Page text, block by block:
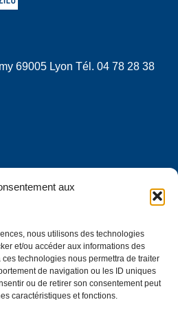
aux
nous utilisons des technologies
et/ou accéder aux informations des
technologies nous permettra de traiter
de navigation ou les ID uniques
ou de retirer son consentement peut
caractéristiques et fonctions.
69005 Lyon Tél. 04 78 28 38
Puylata
mariste